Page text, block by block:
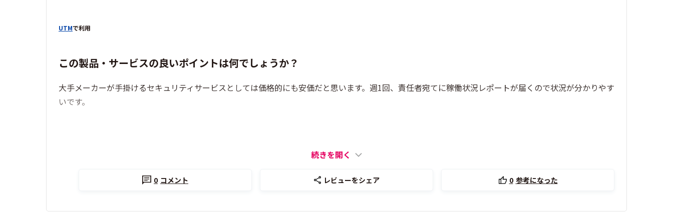
UTMで利用
この製品・サービスの良いポイントは何でしょうか？
大手メーカーが手掛けるセキュリティサービスとしては価格的にも安価だと思います。週1回、責任者宛てに稼働状況レポートが届くので状況が分かりやす
いです。
続きを開く
0 コメント レビューをシェア 0 参考になった